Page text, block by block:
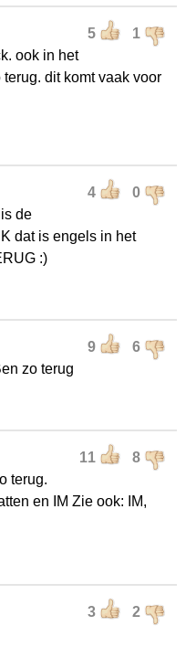
5 1
ook in het
dit komt vaak voor
4 0
de
dat is engels in het
:)
9 6
zo terug
11 8
terug.
en IM Zie ook: IM,
3 2